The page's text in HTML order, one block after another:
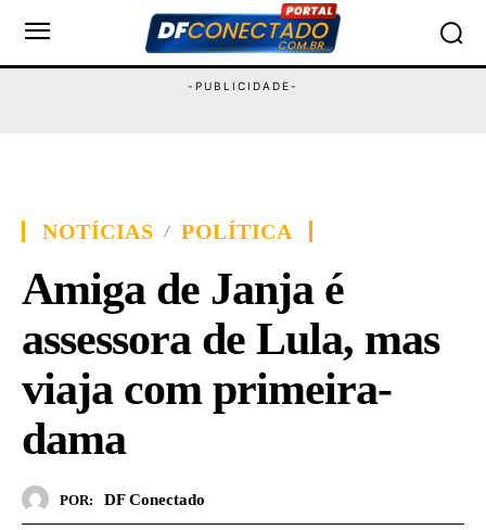
NOTÍCIAS POLÍTICA
Amiga de Janja é
assessora de Lula, mas
viaja com primeira-
dama
POR: DF Conectado